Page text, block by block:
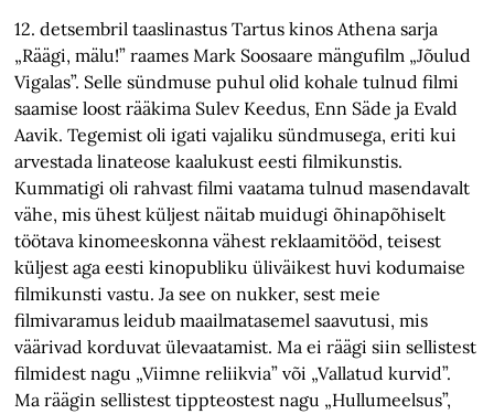
12. detsembril taaslinastus Tartus kinos Athena sarja
„Räägi, mälu!” raames Mark Soosaare mängufilm „Jõulud
Vigalas”. Selle sündmuse puhul olid kohale tulnud filmi
saamise loost rääkima Sulev Keedus, Enn Säde ja Evald
Aavik. Tegemist oli igati vajaliku sündmusega, eriti kui
arvestada linateose kaalukust eesti filmikunstis.
Kummatigi oli rahvast filmi vaatama tulnud masendavalt
vähe, mis ühest küljest näitab muidugi õhinapõhiselt
töötava kinomeeskonna vähest reklaamitööd, teisest
küljest aga eesti kinopubliku üliväikest huvi kodumaise
filmikunsti vastu. Ja see on nukker, sest meie
filmivaramus leidub maailmatasemel saavutusi, mis
väärivad korduvat ülevaatamist. Ma ei räägi siin sellistest
filmidest nagu „Viimne reliikvia” või „Vallatud kurvid”.
Ma räägin sellistest tippteostest nagu „Hullumeelsus”,